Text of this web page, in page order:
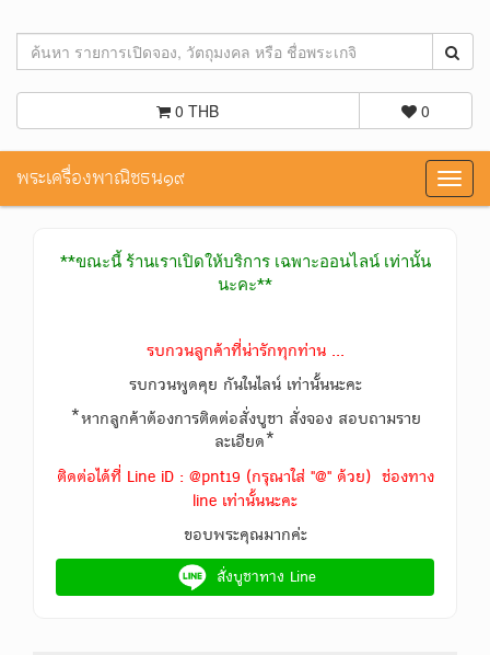
0 THB 0
พระเครื่องพาณิชธน๑๙
**ขณะนี้ ร้านเราเปิดให้บริการ เฉพาะออนไลน์ เท่านั้น
นะคะ**
รบกวนลูกค้าที่น่ารักทุกท่าน ...
รบกวนพูดคุย กันในไลน์ เท่านั้นนะคะ
*หากลูกค้าต้องการติดต่อสั่งบูชา สั่งจอง สอบถามราย
ละเอียด*
ติดต่อได้ที่ Line iD : @pnt19 (กรุณาใส่ "@" ด้วย) ช่องทาง
line เท่านั้นนะคะ
ขอบพระคุณมากค่ะ
สั่งบูชาทาง Line